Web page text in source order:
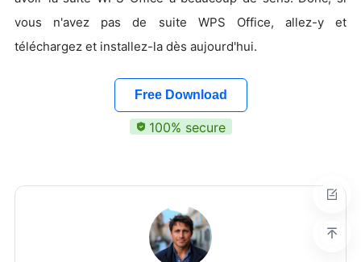
vous n'avez pas de suite WPS Office, allez-y et
téléchargez et installez-la dès aujourd'hui.
Free Download
100% secure